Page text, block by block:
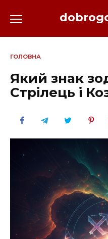
до
ГОЛОВНА
Який знак
Стрілець і